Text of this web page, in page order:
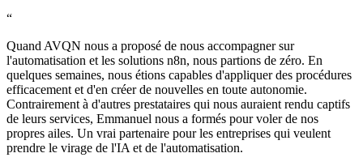
“
Quand AVQN nous a proposé de nous accompagner sur
l'automatisation et les solutions n8n, nous partions de zéro. En
quelques semaines, nous étions capables d'appliquer des procédures
efficacement et d'en créer de nouvelles en toute autonomie.
Contrairement à d'autres prestataires qui nous auraient rendu captifs
de leurs services, Emmanuel nous a formés pour voler de nos
propres ailes. Un vrai partenaire pour les entreprises qui veulent
prendre le virage de l'IA et de l'automatisation.